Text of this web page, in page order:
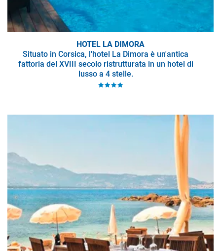
HOTEL LA DIMORA
Situato in Corsica, l'hotel La Dimora è un'antica
fattoria del XVIII secolo ristrutturata in un hotel di
lusso a 4 stelle.